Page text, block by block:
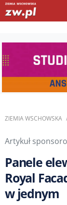
ZIEMIA WSCHOWSKA
Artykuł
Panele
Royal
w jednym